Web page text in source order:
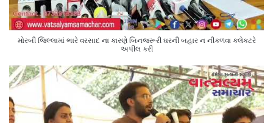
મોરબી જિલ્લામાં ભારે વરસાદ ના કારણે બિનજરૂરી ઘરની બહાર ન નીકળવા કલેક્ટરે
અપીલ કરી